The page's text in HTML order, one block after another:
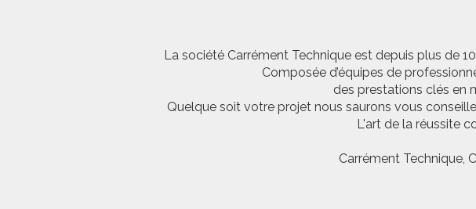
La société Carrément Technique est depuis plus de
Composée d’équipes de
des prestations clés en
Quelque soit votre projet nous saurons vous
L'art de la réussite
Carrément Technique,